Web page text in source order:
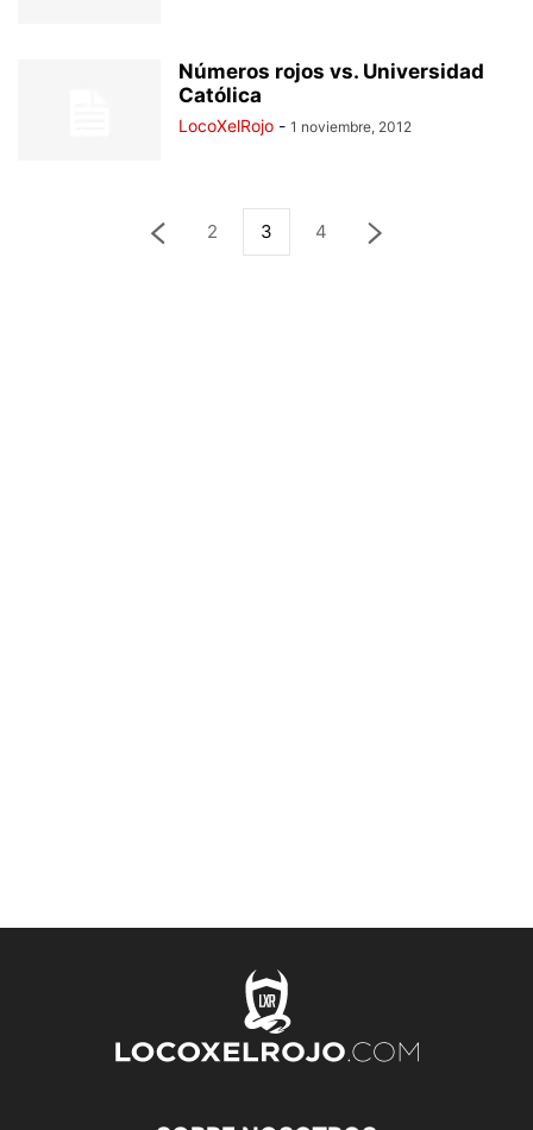
Números rojos vs. Universidad
Católica
LocoXelRojo - 1 noviembre, 2012
2 3 4